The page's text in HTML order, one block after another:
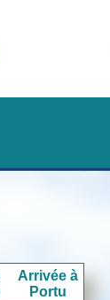
Arrivée à
Portu